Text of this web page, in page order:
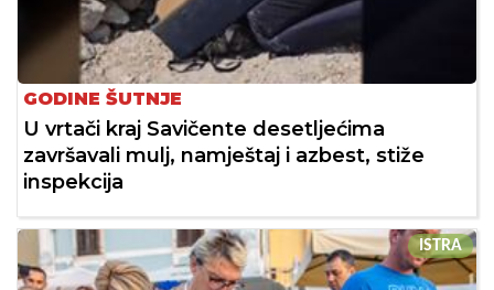
GODINE ŠUTNJE
U vrtači kraj Savičente desetljećima
završavali mulj, namještaj i azbest, stiže
inspekcija
ISTRA